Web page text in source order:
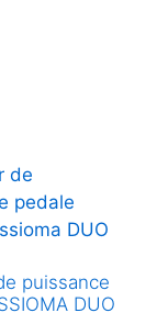
puissance
DUO